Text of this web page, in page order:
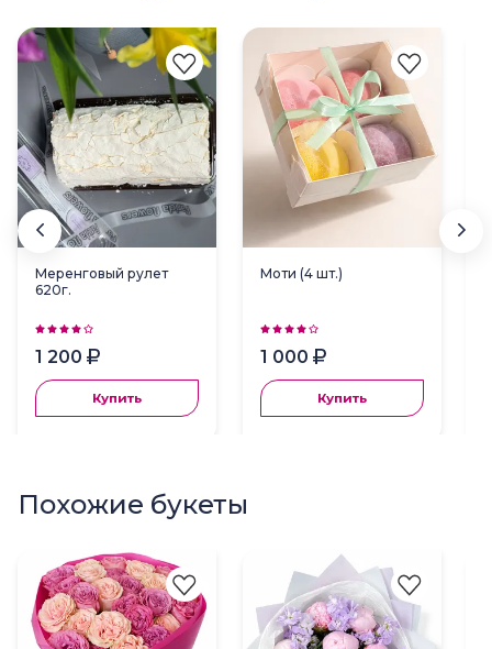
Меренговый рулет
620г.
1 200
Купить
Моти (4 шт.)
1 000
Купить
Похожие букеты